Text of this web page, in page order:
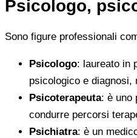
Psicologo,
Sono figure professionali
Psicologo: laureato in
psicologico e diagnosi,
Psicoterapeuta: è uno
condurre percorsi
Psichiatra: è un